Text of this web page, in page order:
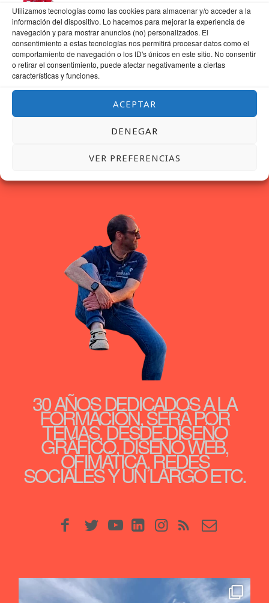
Utilizamos tecnologías como las cookies para almacenar y/o acceder a la
información del dispositivo. Lo hacemos para mejorar la experiencia de
navegación y para mostrar anuncios (no) personalizados. El
consentimiento a estas tecnologías nos permitirá procesar datos como el
comportamiento de navegación o los ID's únicos en este sitio. No consentir
o retirar el consentimiento, puede afectar negativamente a ciertas
características y funciones.
ACEPTAR
DENEGAR
VER PREFERENCIAS
GUARDA MI NOMBRE, CORREO ELECTRÓNICO Y WEB EN ESTE NAVEGADOR
PARA LA PRÓXIMA VEZ QUE COMENTE.
30 AÑOS DEDICADOS A LA
FORMACIÓN, SERÁ POR
TEMAS, DESDE DISEÑO
GRÁFICO, DISEÑO WEB,
OFIMÁTICA, REDES
SOCIALES Y UN LARGO ETC.